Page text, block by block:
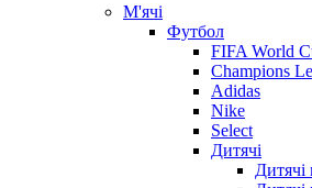
М'ячі
Футбол
FIFA World
Champions
Adidas
Nike
Select
Дитячі
Дитячі